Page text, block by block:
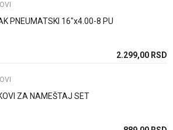
koliko je 9 - 4 :
PNEUMATSKI 16"x4.00-8 PU
2.299,00 RSD
ZA NAMEŠTAJ SET